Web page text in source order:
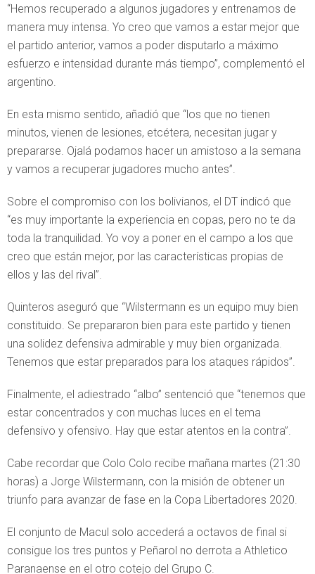
“Hemos recuperado a algunos jugadores y entrenamos de
manera muy intensa. Yo creo que vamos a estar mejor que
el partido anterior, vamos a poder disputarlo a máximo
esfuerzo e intensidad durante más tiempo”, complementó el
argentino.
En esta mismo sentido, añadió que “los que no tienen
minutos, vienen de lesiones, etcétera, necesitan jugar y
prepararse. Ojalá podamos hacer un amistoso a la semana
y vamos a recuperar jugadores mucho antes”.
Sobre el compromiso con los bolivianos, el DT indicó que
“es muy importante la experiencia en copas, pero no te da
toda la tranquilidad. Yo voy a poner en el campo a los que
creo que están mejor, por las características propias de
ellos y las del rival”.
Quinteros aseguró que “Wilstermann es un equipo muy bien
constituido. Se prepararon bien para este partido y tienen
una solidez defensiva admirable y muy bien organizada.
Tenemos que estar preparados para los ataques rápidos”.
Finalmente, el adiestrado “albo” sentenció que “tenemos que
estar concentrados y con muchas luces en el tema
defensivo y ofensivo. Hay que estar atentos en la contra”.
Cabe recordar que Colo Colo recibe mañana martes (21:30
horas) a Jorge Wilstermann, con la misión de obtener un
triunfo para avanzar de fase en la Copa Libertadores 2020.
El conjunto de Macul solo accederá a octavos de final si
consigue los tres puntos y Peñarol no derrota a Athletico
Paranaense en el otro cotejo del Grupo C.